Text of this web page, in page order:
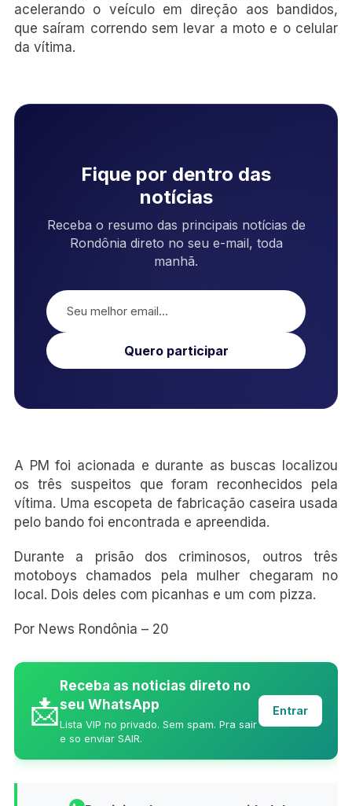
acelerando o veículo em direção aos bandidos,
que saíram correndo sem levar a moto e o celular
da vítima.
Fique por dentro das
notícias
Receba o resumo das principais notícias de
Rondônia direto no seu e-mail, toda
manhã.
Quero participar
A PM foi acionada e durante as buscas localizou
os três suspeitos que foram reconhecidos pela
vítima. Uma escopeta de fabricação caseira usada
pelo bando foi encontrada e apreendida.
Durante a prisão dos criminosos, outros três
motoboys chamados pela mulher chegaram no
local. Dois deles com picanhas e um com pizza.
Por News Rondônia – 20
📩
Receba as noticias direto no
seu WhatsApp
Lista VIP no privado. Sem spam. Pra sair
e so enviar SAIR.
Entrar